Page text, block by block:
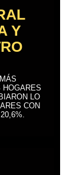
Y
HOGARES
LO
CON